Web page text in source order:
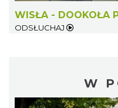
WISŁA - DOOKOŁA
ODSŁUCHAJ
W